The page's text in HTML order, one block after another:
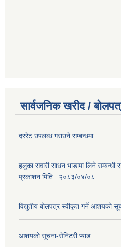
सार्वजनिक खरीद /
दररेट उपलब्ध गराउने सम्बन्धमा
हलुका सवारी साधन भाडामा लिने
प्रकाशन मिति : २०८३/०४/०८
विद्युतीय बोलपत्र स्वीकृत गर्ने आशयको
आशयको सूचना-सेनिटरी प्याड